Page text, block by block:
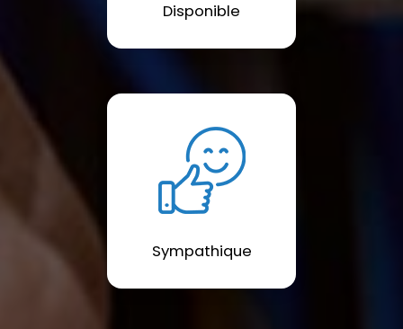
Disponible
Sympathique